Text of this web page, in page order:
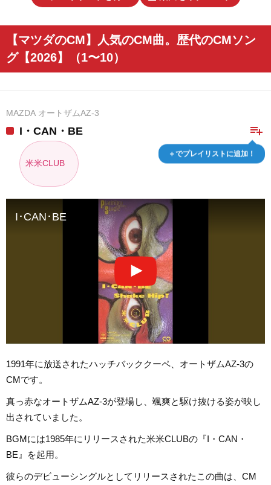
【マツダのCM】人気のCM曲。歴代のCMソン
グ【2026】（1〜10）
MAZDA オートザムAZ-3
playlist_add
＋でプレイリストに追加！
I・CAN・BE
米米CLUB
I･CAN･BE
1991年に放送されたハッチバッククーペ、オートザムAZ-3の
CMです。
真っ赤なオートザムAZ-3が登場し、颯爽と駆け抜ける姿が映し
出されていました。
BGMには1985年にリリースされた米米CLUBの『I・CAN・
BE』を起用。
彼らのデビューシングルとしてリリースされたこの曲は、CM